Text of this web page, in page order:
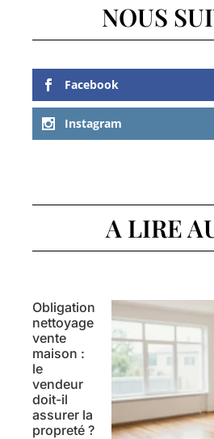
NOUS
Facebook
Instagram
A LIRE
Obligation
nettoyage
vente
maison :
le
vendeur
doit-il
assurer la
propreté ?